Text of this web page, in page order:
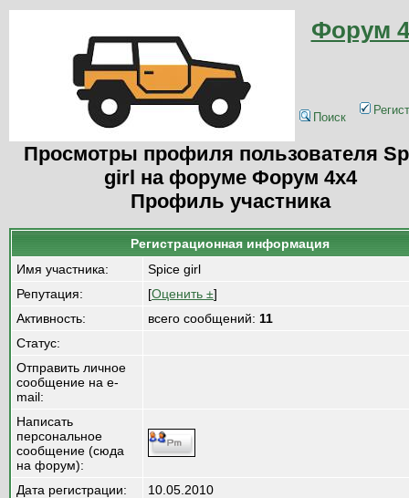
Форум
Поиск
Просмотры профиля пользователя
girl на форуме Форум 4x4
Профиль участника
Регистрационная информация
Имя участника:
Spice girl
Репутация:
[Оценить ±]
Активность:
всего сообщений: 11
Статус:
Отправить личное
сообщение на e-
mail:
Написать
персональное
сообщение (сюда
на форум):
Дата регистрации:
10.05.2010